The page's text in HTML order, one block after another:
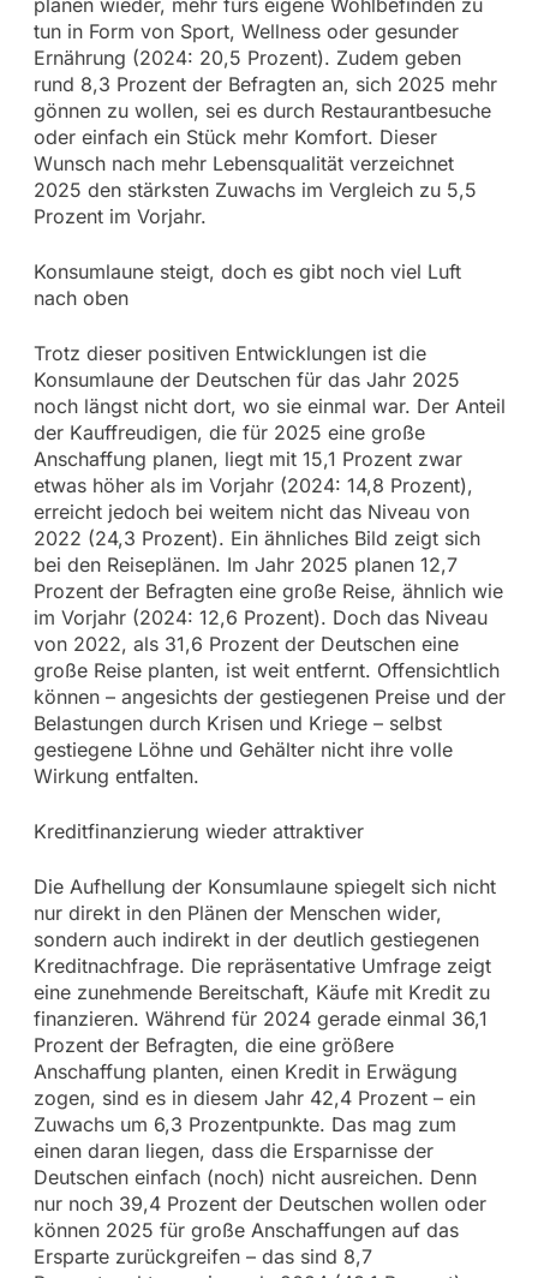
tun in Form von Sport, Wellness oder gesunder
Ernährung (2024: 20,5 Prozent). Zudem geben
rund 8,3 Prozent der Befragten an, sich 2025 mehr
gönnen zu wollen, sei es durch Restaurantbesuche
oder einfach ein Stück mehr Komfort. Dieser
Wunsch nach mehr Lebensqualität verzeichnet
2025 den stärksten Zuwachs im Vergleich zu 5,5
Prozent im Vorjahr.
Konsumlaune steigt, doch es gibt noch viel Luft
nach oben
Trotz dieser positiven Entwicklungen ist die
Konsumlaune der Deutschen für das Jahr 2025
noch längst nicht dort, wo sie einmal war. Der Anteil
der Kauffreudigen, die für 2025 eine große
Anschaffung planen, liegt mit 15,1 Prozent zwar
etwas höher als im Vorjahr (2024: 14,8 Prozent),
erreicht jedoch bei weitem nicht das Niveau von
2022 (24,3 Prozent). Ein ähnliches Bild zeigt sich
bei den Reiseplänen. Im Jahr 2025 planen 12,7
Prozent der Befragten eine große Reise, ähnlich wie
im Vorjahr (2024: 12,6 Prozent). Doch das Niveau
von 2022, als 31,6 Prozent der Deutschen eine
große Reise planten, ist weit entfernt. Offensichtlich
können – angesichts der gestiegenen Preise und der
Belastungen durch Krisen und Kriege – selbst
gestiegene Löhne und Gehälter nicht ihre volle
Wirkung entfalten.
Kreditfinanzierung wieder attraktiver
Die Aufhellung der Konsumlaune spiegelt sich nicht
nur direkt in den Plänen der Menschen wider,
sondern auch indirekt in der deutlich gestiegenen
Kreditnachfrage. Die repräsentative Umfrage zeigt
eine zunehmende Bereitschaft, Käufe mit Kredit zu
finanzieren. Während für 2024 gerade einmal 36,1
Prozent der Befragten, die eine größere
Anschaffung planten, einen Kredit in Erwägung
zogen, sind es in diesem Jahr 42,4 Prozent – ein
Zuwachs um 6,3 Prozentpunkte. Das mag zum
einen daran liegen, dass die Ersparnisse der
Deutschen einfach (noch) nicht ausreichen. Denn
nur noch 39,4 Prozent der Deutschen wollen oder
können 2025 für große Anschaffungen auf das
Ersparte zurückgreifen – das sind 8,7